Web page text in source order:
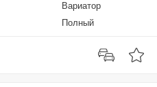
Вариатор
Полный